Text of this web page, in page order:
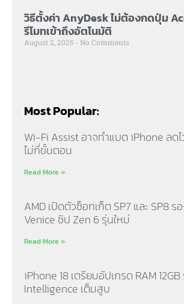
วิธีตั้งค่า AnyDesk ไม่ต้องกดปุ่ม
รีโมทเข้าถึงอัตโนมัติ
August 2, 2025 No Comments
Most Popular:
Wi-Fi Assist อาจทำแบต iPhone ลดไ
ไม่กี่ขั้นตอน
Read More »
AMD เปิดตัวซ็อกเก็ต SP7 และ SP8 ร
Venice ชิป Zen 6 รุ่นใหม่
Read More »
iPhone 18 เตรียมอัปเกรด RAM
Intelligence เต็มสูบ